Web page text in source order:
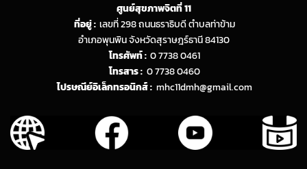
ศูนย์สุขภาพจิตที่ 11
ที่อยู่ : เลขที่ 298 ถนนธราธิบดี ตำบลท่าข้าม
อำเภอพุนพิน จังหวัดสุราษฎร์ธานี 84130
โทรศัพท์ : 0 7738 0461
โทรสาร : 0 7738 0460
ไปรษณีย์อิเล็กทรอนิกส์ : mhc11dmh@gmail.com